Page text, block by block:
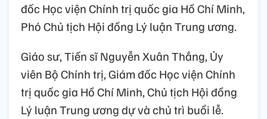
đốc Học viện Chính trị quốc gia Hồ Chí Minh,
Phó Chủ tịch Hội đồng Lý luận Trung ương.
Giáo sư, Tiến sĩ Nguyễn Xuân Thắng, Ủy
viên Bộ Chính trị, Giám đốc Học viện Chính
trị quốc gia Hồ Chí Minh, Chủ tịch Hội đồng
Lý luận Trung ương dự và chủ trì buổi lễ.